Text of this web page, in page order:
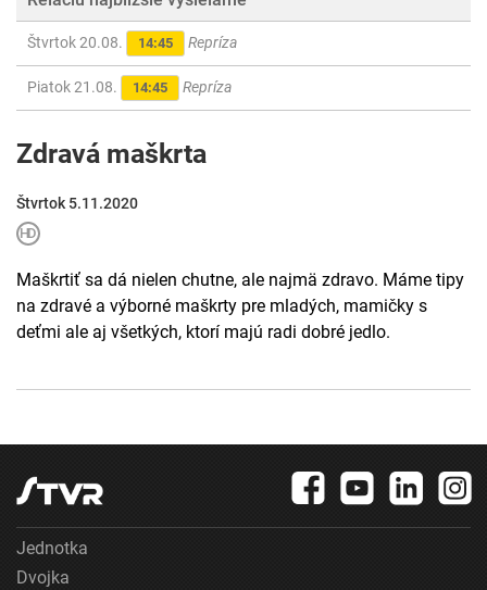
Štvrtok 20.08. 14:45 Repríza
Piatok 21.08. 14:45 Repríza
Zdravá maškrta
Štvrtok 5.11.2020
Maškrtiť sa dá nielen chutne, ale najmä zdravo. Máme tipy
na zdravé a výborné maškrty pre mladých, mamičky s
deťmi ale aj všetkých, ktorí majú radi dobré jedlo.
Jednotka
Dvojka